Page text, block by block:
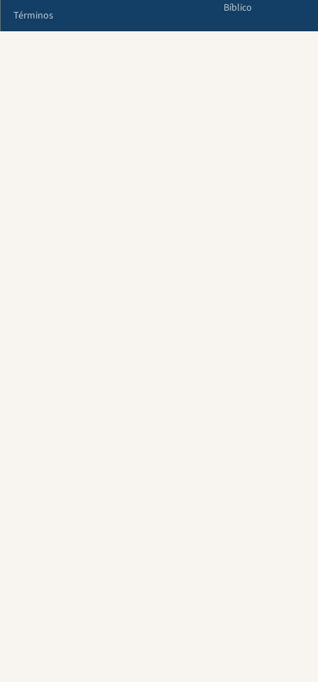
Términos
Bíblico